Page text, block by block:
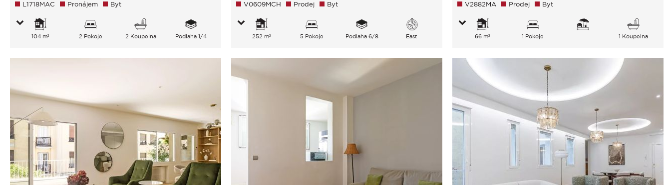
L1718MAC Pronájem Byt
104 m² 2 Pokoje 2 Koupelna Podlaha 1/4
V0609MCH Prodej Byt
252 m² 5 Pokoje Podlaha 6/8 East
V2882MA Prodej Byt
66 m² 1 Pokoje 1 Koupelna